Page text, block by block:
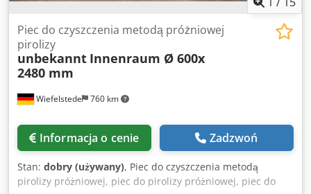
Wiefelstede 760 km
Piec do czyszczenia metodą próżniowej
pirolizy
unbekannt Innenraum Ø 600x
2480 mm
Informacja o cenie Zadzwoń
Stan: dobry (używany), Piec do czyszczenia metodą
pirolizy próżniowej, piec do pirolizy próżniowej, piec do